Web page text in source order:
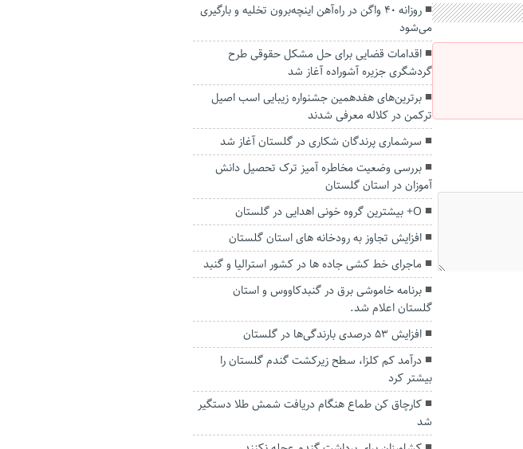
روزانه ۴۰ واگن در راه‌آهن اینچه‌برون تخلیه و بارگیری
می‌شود
اقدامات قضایی برای حل مشکل حقوقی طرح
گردشگری جزیره آشوراده آغاز شد
برترین‌های هفدهمین جشنواره زیبایی اسب اصیل
ترکمن در کلاله معرفی شدند
سرشماری پرندگان شکاری در گلستان آغاز شد
بررسی وضعیت مخاطره آمیز ترک تحصیل دانش
آموزان در استان گلستان
O+ بیشترین گروه خونی اهدایی در گلستان
افزایش تجاوز به رودخانه های استان گلستان
ماجرای خط کشی جاده ها در کشور استرالیا و گنبد
برنامه خاموشی برق د‌ر گنبدکاووس و استان
گلستان اعلام شد.
افزایش ۵۳ درصدی بارندگی‌ها در گلستان
درآمد کم کلزا، سطح زیرکشت گندم گلستان را
بیشتر کرد
کارچاق کن طماع هنگام دریافت شمش طلا دستگیر
شد